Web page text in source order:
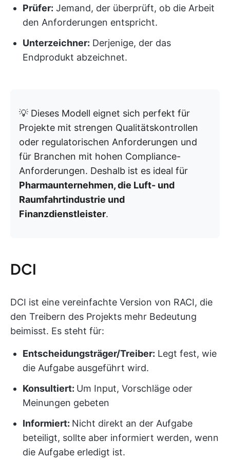
Prüfer: Jemand, der überprüft, ob die Arbeit
den Anforderungen entspricht.
Unterzeichner: Derjenige, der das
Endprodukt abzeichnet.
💡 Dieses Modell eignet sich perfekt für
Projekte mit strengen Qualitätskontrollen
oder regulatorischen Anforderungen und
für Branchen mit hohen Compliance-
Anforderungen. Deshalb ist es ideal für
Pharmaunternehmen, die Luft- und
Raumfahrtindustrie und
Finanzdienstleister.
DCI
DCI ist eine vereinfachte Version von RACI, die
den Treibern des Projekts mehr Bedeutung
beimisst. Es steht für:
Entscheidungsträger/Treiber: Legt fest, wie
die Aufgabe ausgeführt wird.
Konsultiert: Um Input, Vorschläge oder
Meinungen gebeten
Informiert: Nicht direkt an der Aufgabe
beteiligt, sollte aber informiert werden, wenn
die Aufgabe erledigt ist.